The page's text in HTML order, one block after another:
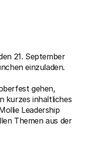
21. September
einzuladen.
gehen,
kurzes inhaltliches
Leadership
Themen aus der
Partnerprogramm